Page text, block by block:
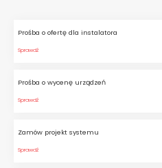
Prośba o ofertę dla instalatora
Sprawdź
Prośba o wycenę urządzeń
Sprawdź
Zamów projekt systemu
Sprawdź